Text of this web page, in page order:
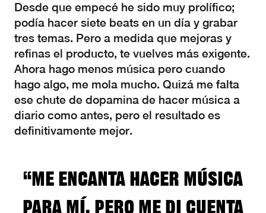
Desde que empecé he sido muy prolífico;
podía hacer siete beats en un día y grabar
tres temas. Pero a medida que mejoras y
refinas el producto, te vuelves más exigente.
Ahora hago menos música pero cuando
hago algo, me mola mucho. Quizá me falta
ese chute de dopamina de hacer música a
diario como antes, pero el resultado es
definitivamente mejor.
“Me encanta hacer música
para mí, pero me di cuenta